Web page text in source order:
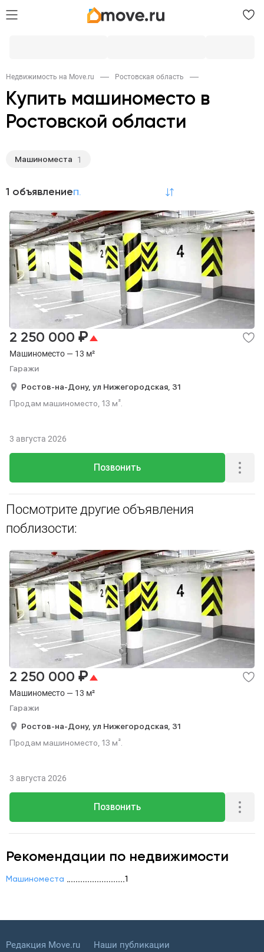
Недвижимость на Move.ru Ростовская область
Купить машиноместо в
Ростовской области
Машиноместа 1
1 объявление
Машиноместо — 13 м²
Гаражи
2 250 000 ₽
Ростов-на-Дону, ул Нижегородская, 31
Продам машиноместо, 13 м².
Позвонить
3 августа 2026
Посмотрите другие объявления
поблизости:
Машиноместо — 13 м²
Гаражи
2 250 000 ₽
Ростов-на-Дону, ул Нижегородская, 31
Продам машиноместо, 13 м².
Позвонить
3 августа 2026
Рекомендации по недвижимости
Машиноместа 1
Редакция Move.ru Наши публикации